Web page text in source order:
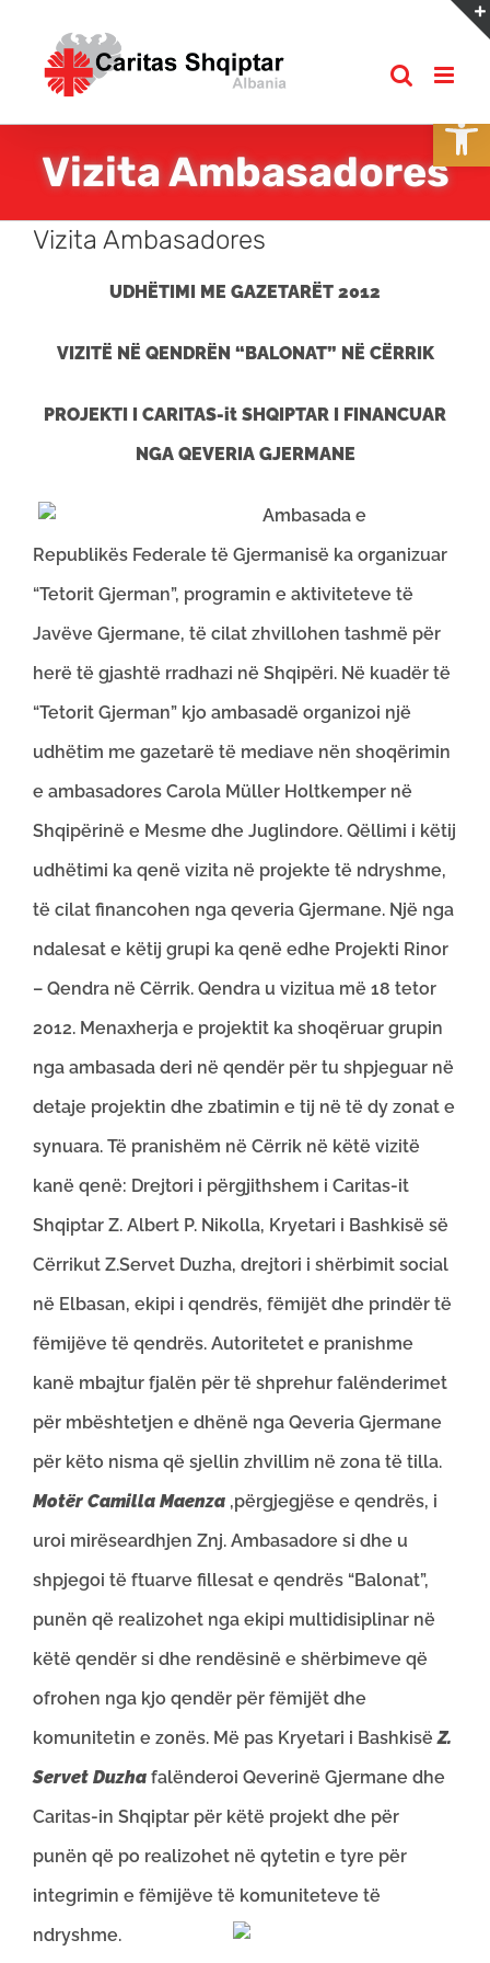
content
Vizita Ambasadores
Vizita Ambasadores
UDHËTIMI ME GAZETARËT 2012
VIZITË NË QENDRËN “BALONAT” NË CËRRIK
PROJEKTI I CARITAS-it SHQIPTAR I FINANCUAR
NGA QEVERIA GJERMANE
Ambasada e
Republikës Federale të Gjermanisë ka organizuar
“Tetorit Gjerman”, programin e aktiviteteve të
Javëve Gjermane, të cilat zhvillohen tashmë për
herë të gjashtë rradhazi në Shqipëri. Në kuadër të
“Tetorit Gjerman” kjo ambasadë organizoi një
udhëtim me gazetarë të mediave nën shoqërimin
e ambasadores Carola Müller Holtkemper në
Shqipërinë e Mesme dhe Juglindore. Qëllimi i këtij
udhëtimi ka qenë vizita në projekte të ndryshme,
të cilat financohen nga qeveria Gjermane. Një nga
ndalesat e këtij grupi ka qenë edhe Projekti Rinor
– Qendra në Cërrik. Qendra u vizitua më 18 tetor
2012. Menaxherja e projektit ka shoqëruar grupin
nga ambasada deri në qendër për tu shpjeguar në
detaje projektin dhe zbatimin e tij në të dy zonat e
synuara. Të pranishëm në Cërrik në këtë vizitë
kanë qenë: Drejtori i përgjithshem i Caritas-it
Shqiptar Z. Albert P. Nikolla, Kryetari i Bashkisë së
Cërrikut Z.Servet Duzha, drejtori i shërbimit social
në Elbasan, ekipi i qendrës, fëmijët dhe prindër të
fëmijëve të qendrës. Autoritetet e pranishme
kanë mbajtur fjalën për të shprehur falënderimet
për mbështetjen e dhënë nga Qeveria Gjermane
për këto nisma që sjellin zhvillim në zona të tilla.
Motër Camilla Maenza ,përgjegjëse e qendrës, i
uroi mirëseardhjen Znj. Ambasadore si dhe u
shpjegoi të ftuarve fillesat e qendrës “Balonat”,
punën që realizohet nga ekipi multidisiplinar në
këtë qendër si dhe rendësinë e shërbimeve që
ofrohen nga kjo qendër për fëmijët dhe
komunitetin e zonës. Më pas Kryetari i BashkisëZ.
Servet Duzha falënderoi Qeverinë Gjermane dhe
Caritas-in Shqiptar për këtë projekt dhe për
punën që po realizohet në qytetin e tyre për
integrimin e fëmijëve të komuniteteve të
ndryshme.